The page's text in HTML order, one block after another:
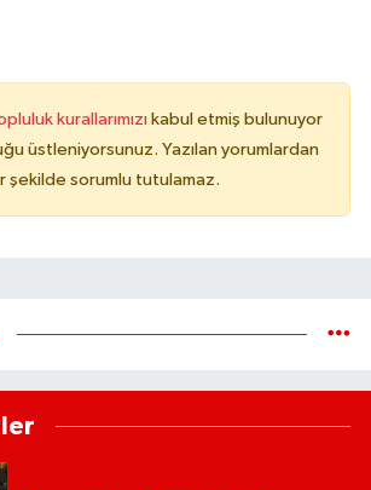
kurallarımızı kabul etmiş bulunuyor
üstleniyorsunuz. Yazılan yorumlardan
şekilde sorumlu tutulamaz.